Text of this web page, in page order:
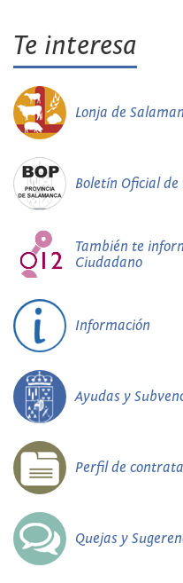
Te interesa
Lonja de
Boletín Oficial
También te
Ciudadano
Información
Ayudas y
Perfil de
Quejas y